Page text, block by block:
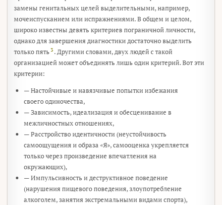
замены генитальных целей выделительными, например,
мочеиспусканием или испражнениями. В общем и целом,
широко известны девять критериев пограничной личности,
однако для завершения диагностики достаточно выделить
только пять 3 . Другими словами, двух людей с такой
организацией может объединять лишь один критерий. Вот эти
критерии:
— Настойчивые и навязчивые попытки избежания
своего одиночества,
— Зависимость, идеализация и обесценивание в
межличностных отношениях,
— Расстройство идентичности (неустойчивость
самоощущения и образа «Я», самооценка укрепляется
только через произведение впечатления на
окружающих),
— Импульсивность и деструктивное поведение
(нарушения пищевого поведения, злоупотребление
алкоголем, занятия экстремальными видами спорта),